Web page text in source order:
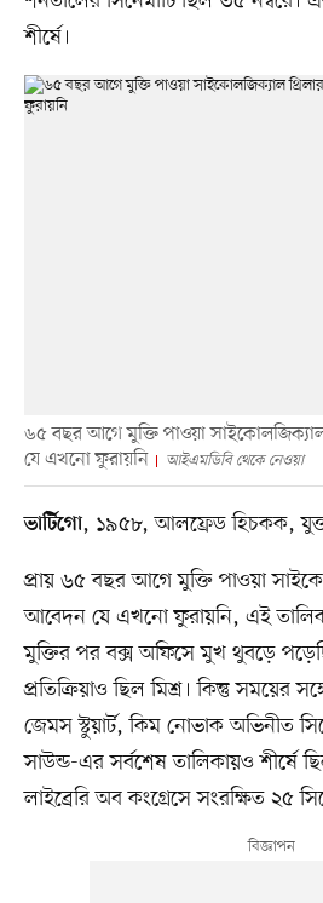
শীর্ষে।
৬৫ বছর আগে মুক্তি পাওয়া সাইকোলজিক্যাল
যে এখনো ফুরায়নি
আইএমডিবি থেকে নেওয়া
ভার্টিগো, ১৯৫৮, আলফ্রেড হিচকক,
প্রায় ৬৫ বছর আগে মুক্তি পাওয়া
আবেদন যে এখনো ফুরায়নি, এই
মুক্তির পর বক্স অফিসে মুখ থুবড়ে
প্রতিক্রিয়াও ছিল মিশ্র। কিন্তু সময়ের
জেমস স্টুয়ার্ট, কিম নোভাক অভিনীত
সাউন্ড-এর সর্বশেষ তালিকায়ও শীর্ষে ছিল
লাইব্রেরি অব কংগ্রেসে সংরক্ষিত ২৫